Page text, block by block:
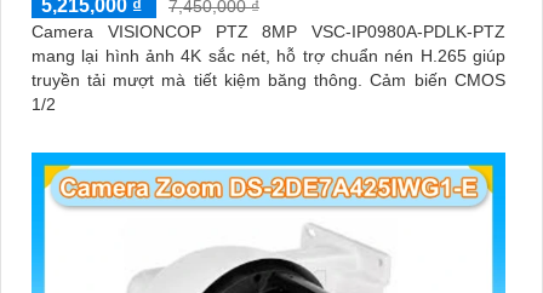
5,215,000 ₫
7,450,000 ₫
Camera VISIONCOP PTZ 8MP VSC-IP0980A-PDLK-PTZ
mang lại hình ảnh 4K sắc nét, hỗ trợ chuẩn nén H.265 giúp
truyền tải mượt mà tiết kiệm băng thông. Cảm biến CMOS
1/2